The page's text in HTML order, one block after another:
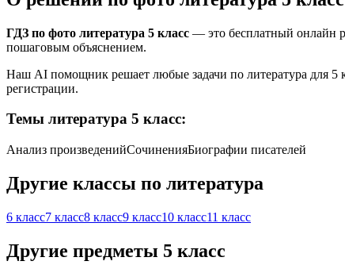
ГДЗ по фото литература 5 класс — это бесплатный онлайн
пошаговым объяснением.
Наш AI помощник решает любые задачи по литература для 5
регистрации.
Темы литература 5 класс:
Анализ произведенийСочиненияБиографии писателей
Другие классы по литература
6 класс7 класс8 класс9 класс10 класс11 класс
Другие предметы 5 класс